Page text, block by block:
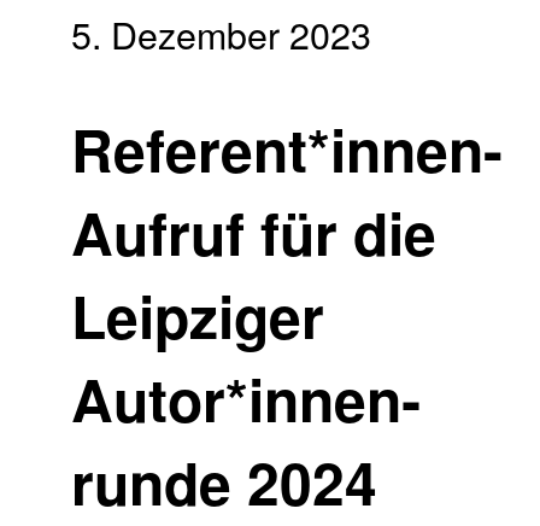
5. Dezember 2023
Referent*innen-
Aufruf für die
Leipziger
Autor*innen­
runde 2024